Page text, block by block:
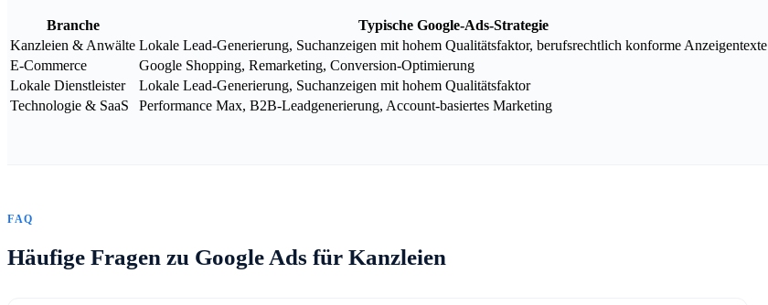
Branche
Typische Google-Ads-Strategie
Kanzleien & Anwälte Lokale Lead-Generierung, Suchanzeigen mit hohem Qualitätsfaktor, berufsrechtlich konforme Anzeigentexte
E-Commerce
Google Shopping, Remarketing, Conversion-Optimierung
Lokale Dienstleister
Lokale Lead-Generierung, Suchanzeigen mit hohem Qualitätsfaktor
Technologie & SaaS
Performance Max, B2B-Leadgenerierung, Account-basiertes Marketing
FAQ
Häufige Fragen zu Google Ads für Kanzleien